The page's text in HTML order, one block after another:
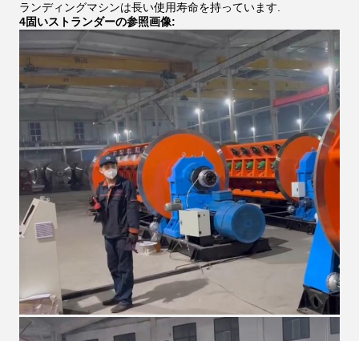
ランディングマシンは長い使用寿命を持っています.
4固いストランダーの参照画像: